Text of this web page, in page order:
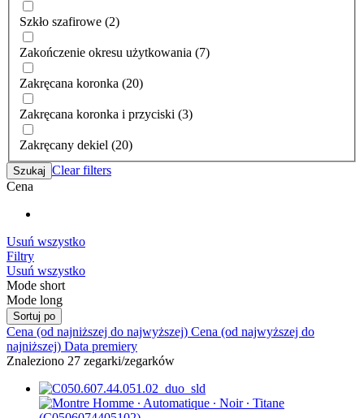
Szkło szafirowe (2)
Zakończenie okresu użytkowania (7)
Zakręcana koronka (20)
Zakręcana koronka i przyciski (3)
Zakręcany dekiel (20)
Szukaj Clear filters
Cena
Usuń wszystko
Filtry
Usuń wszystko
Mode short
Mode long
Sortuj po
Cena (od najniższej do najwyższej) Cena (od najwyższej do
najniższej) Data premiery
Znaleziono 27 zegarki/zegarków